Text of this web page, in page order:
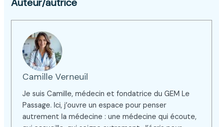
Camille Verneuil
Je suis Camille, médecin et fondatrice du GEM Le
Passage. Ici, j’ouvre un espace pour penser
autrement la médecine : une médecine qui écoute,